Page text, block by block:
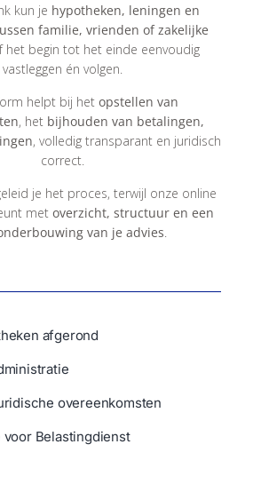
kun je hypotheken, leningen en
familie, vrienden of zakelijke
het begin tot het einde eenvoudig
vastleggen én volgen.
helpt bij het opstellen van
, het bijhouden van betalingen,
, volledig transparant en juridisch
correct.
je het proces, terwijl onze online
met overzicht, structuur en een
van je advies
afgerond
overeenkomsten
voor Belastingdienst